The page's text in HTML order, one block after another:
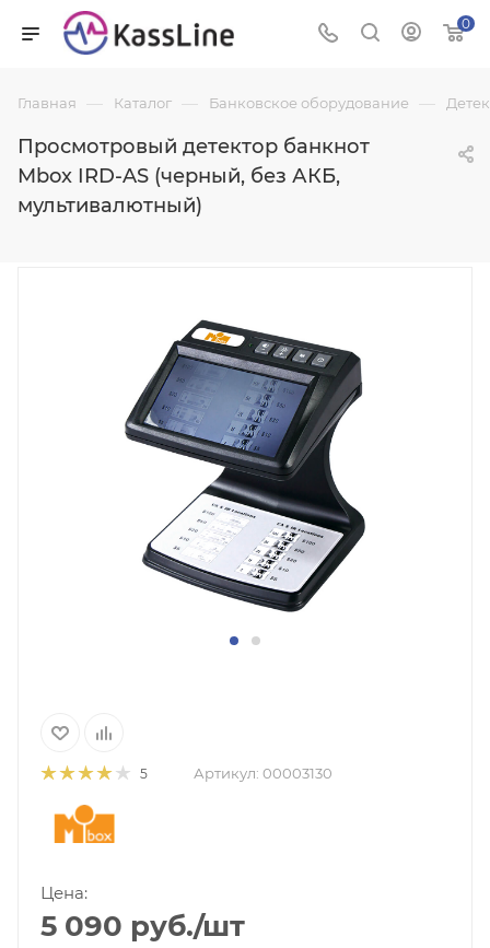
0
Главная — Каталог — Банковское оборудование —
Просмотровый детектор банкнот
Mbox IRD-AS (черный, без АКБ,
мультивалютный)
5 Артикул: 00003130
Цена:
5 090 руб./шт